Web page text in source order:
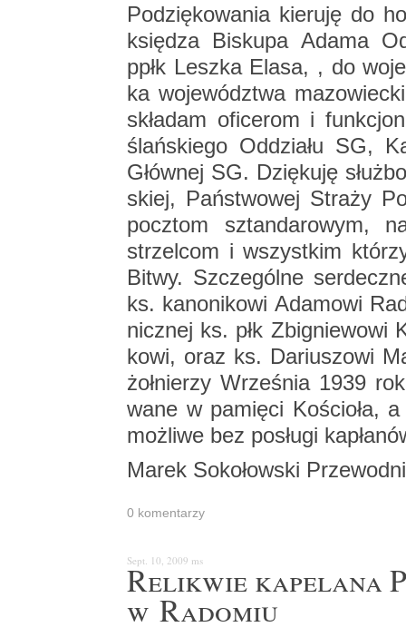
Po­dzię­ko­wa­nia kie­ru­ję do
księ­dza Bi­sku­pa Adama
ppłk Lesz­ka Elasa, , do
ka wo­je­wódz­twa
skła­dam ofi­ce­rom i
ślań­skie­go Od­dzia­łu SG,
Głów­nej SG. Dzię­ku­ję
skiej, Pań­stwo­wej Stra­ży
pocz­tom sztan­da­ro­wym,
strzel­com i wszyst­kim
Bitwy. Szcze­gól­ne
ks. ka­no­ni­ko­wi Ada­mo­wi
nicz­nej ks. płk Zbi­gnie­wo­wi
ko­wi, oraz ks. Da­riu­szo­wi
żoł­nie­rzy Wrze­śnia 1939
wa­ne w pa­mię­ci Ko­ścio­ła,
moż­li­we bez po­słu­gi
Marek So­ko­łow­ski
0 ko­men­ta­rzy
Sept. 10, 2009 ms
Re­li­kwie ka­pe­la­na
w Ra­do­miu